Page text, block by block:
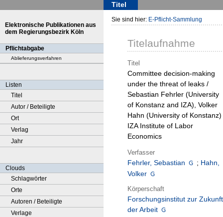
Titel
Elektronische Publikationen aus
dem Regierungsbezirk Köln
Pflichtabgabe
Ablieferungsverfahren
Listen
Titel
Autor / Beteiligte
Ort
Verlag
Jahr
Clouds
Schlagwörter
Orte
Autoren / Beteiligte
Verlage
Sie sind hier: E-Pflicht-Sammlung
Titelaufnahme
Titel
Committee decision-making
under the threat of leaks /
Sebastian Fehrler (University
of Konstanz and IZA), Volker
Hahn (University of Konstanz)
IZA Institute of Labor
Economics
Verfasser
Fehrler, Sebastian ; Hahn,
Volker
Körperschaft
Forschungsinstitut zur Zukunft
der Arbeit